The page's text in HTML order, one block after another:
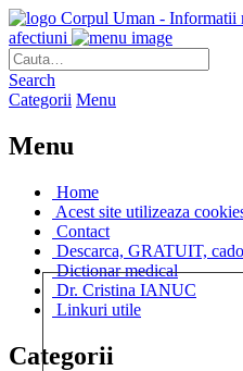
Corpul Uman - Informatii
afectiuni
Search
Categorii Menu
Menu
Home
Acest site utilizeaza
Contact
Descarca, GRATUIT,
Dictionar medical
Dr. Cristina IANUC
Linkuri utile
Categorii